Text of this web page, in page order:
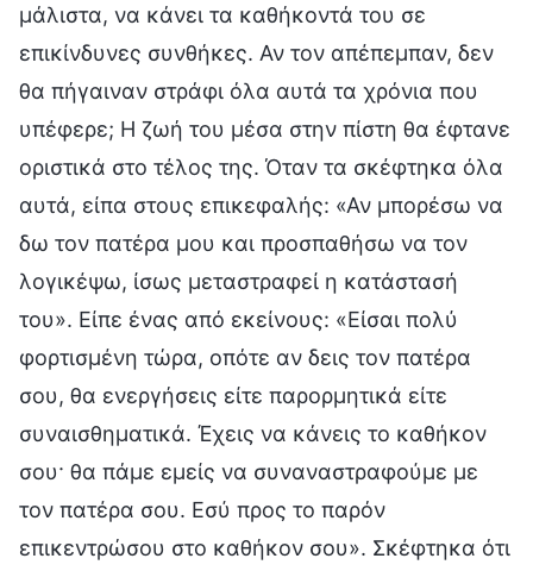
μάλιστα, να κάνει τα καθήκοντά του σε
επικίνδυνες συνθήκες. Αν τον απέπεμπαν, δεν
θα πήγαιναν στράφι όλα αυτά τα χρόνια που
υπέφερε; Η ζωή του μέσα στην πίστη θα έφτανε
οριστικά στο τέλος της. Όταν τα σκέφτηκα όλα
αυτά, είπα στους επικεφαλής: «Αν μπορέσω να
δω τον πατέρα μου και προσπαθήσω να τον
λογικέψω, ίσως μεταστραφεί η κατάστασή
του». Είπε ένας από εκείνους: «Είσαι πολύ
φορτισμένη τώρα, οπότε αν δεις τον πατέρα
σου, θα ενεργήσεις είτε παρορμητικά είτε
συναισθηματικά. Έχεις να κάνεις το καθήκον
σου· θα πάμε εμείς να συναναστραφούμε με
τον πατέρα σου. Εσύ προς το παρόν
επικεντρώσου στο καθήκον σου». Σκέφτηκα ότι